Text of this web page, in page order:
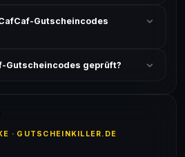
nicht für bereits reduzierte Artikel
findest du unter „Details".
Gutscheincodes
mehrerer Codes ist meist
Gutscheincodes geprüft?
jedem Angebot angezeigt.
· GUTSCHEINKILLER.DE